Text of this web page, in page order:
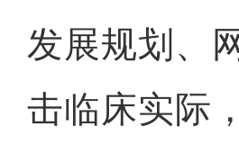
发展规划、
击临床实际